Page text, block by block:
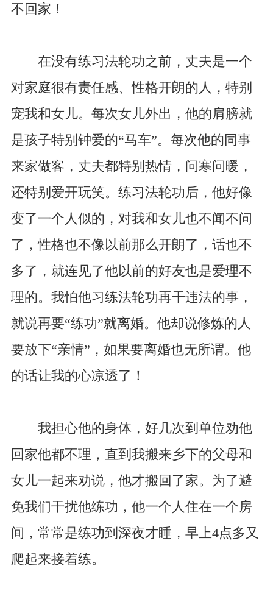
不回家！
在没有练习法轮功之前，丈夫是一个
对家庭很有责任感、性格开朗的人，特别
宠我和女儿。每次女儿外出，他的肩膀就
是孩子特别钟爱的“马车”。每次他的同事
来家做客，丈夫都特别热情，问寒问暖，
还特别爱开玩笑。练习法轮功后，他好像
变了一个人似的，对我和女儿也不闻不问
了，性格也不像以前那么开朗了，话也不
多了，就连见了他以前的好友也是爱理不
理的。我怕他习练法轮功再干违法的事，
就说再要“练功”就离婚。他却说修炼的人
要放下“亲情”，如果要离婚也无所谓。他
的话让我的心凉透了！
我担心他的身体，好几次到单位劝他
回家他都不理，直到我搬来乡下的父母和
女儿一起来劝说，他才搬回了家。为了避
免我们干扰他练功，他一个人住在一个房
间，常常是练功到深夜才睡，早上4点多又
爬起来接着练。